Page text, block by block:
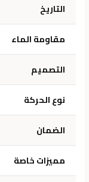
التاريخ
مقاومة الماء
التصميم
نوع الحركة
الضمان
مميزات خاصة